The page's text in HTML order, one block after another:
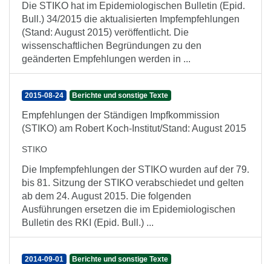
Die STIKO hat im Epidemiologischen Bulletin (Epid.
Bull.) 34/2015 die aktualisierten Impfempfehlungen
(Stand: August 2015) veröffentlicht. Die
wissenschaftlichen Begründungen zu den
geänderten Empfehlungen werden in ...
2015-08-24 Berichte und sonstige Texte
Empfehlungen der Ständigen Impfkommission
(STIKO) am Robert Koch-Institut/Stand: August 2015
STIKO
Die Impfempfehlungen der STIKO wurden auf der 79.
bis 81. Sitzung der STIKO verabschiedet und gelten
ab dem 24. August 2015. Die folgenden
Ausführungen ersetzen die im Epidemiologischen
Bulletin des RKI (Epid. Bull.) ...
2014-09-01 Berichte und sonstige Texte